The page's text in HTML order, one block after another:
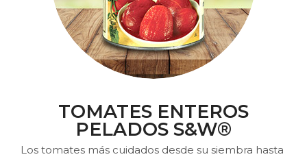
TOMATES ENTEROS
PELADOS S&W®
Los tomates más cuidados desde su siembra hasta